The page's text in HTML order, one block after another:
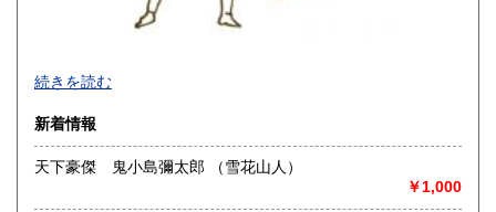
最寄駅：名古屋市営地下鉄鶴舞線
営業時間：12:00～18:00
定休日：火曜日定休(仕入れのため不定休となる場合がござい
続きを読む
新着情報
天下豪傑 鬼小島彌太郎 （雪花山人）
￥1,000